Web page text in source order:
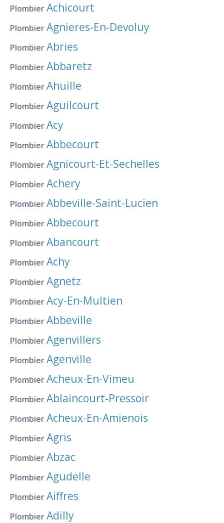
PlombierAchicourt
PlombierAgnieres-En-Devoluy
PlombierAbries
PlombierAbbaretz
PlombierAhuille
PlombierAguilcourt
PlombierAcy
PlombierAbbecourt
PlombierAgnicourt-Et-Sechelles
PlombierAchery
PlombierAbbeville-Saint-Lucien
PlombierAbbecourt
PlombierAbancourt
PlombierAchy
PlombierAgnetz
PlombierAcy-En-Multien
PlombierAbbeville
PlombierAgenvillers
PlombierAgenville
PlombierAcheux-En-Vimeu
PlombierAblaincourt-Pressoir
PlombierAcheux-En-Amienois
PlombierAgris
PlombierAbzac
PlombierAgudelle
PlombierAiffres
PlombierAdilly